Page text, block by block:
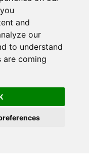
and
our
to understand
are coming